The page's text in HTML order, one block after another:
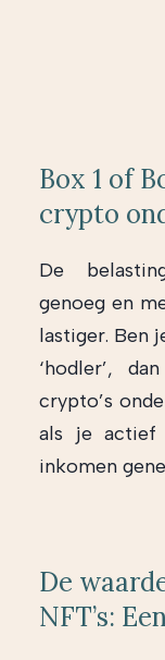
Box 1 of
crypto
De
genoeg en
lastiger. Ben
‘hodler’,
crypto’s
als je actief
inkomen
De
NFT’s: